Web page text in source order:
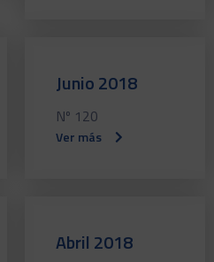
Junio 2018
Nº 120
Ver más
Abril 2018